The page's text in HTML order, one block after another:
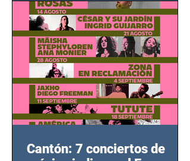
bélicos.
Cantón: 7 conciertos de